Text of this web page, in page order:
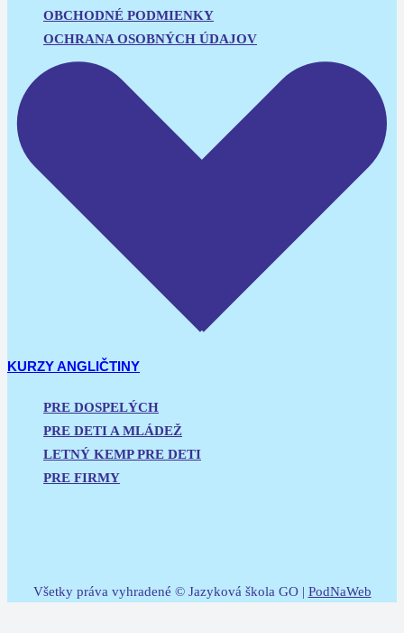
OBCHODNÉ PODMIENKY
OCHRANA OSOBNÝCH ÚDAJOV
KURZY ANGLIČTINY
PRE DOSPELÝCH
PRE DETI A MLÁDEŽ
LETNÝ KEMP PRE DETI
PRE FIRMY
Všetky práva vyhradené © Jazyková škola GO | PodNaWeb